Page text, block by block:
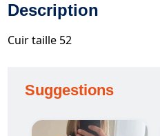
Description
Cuir taille 52
Suggestions